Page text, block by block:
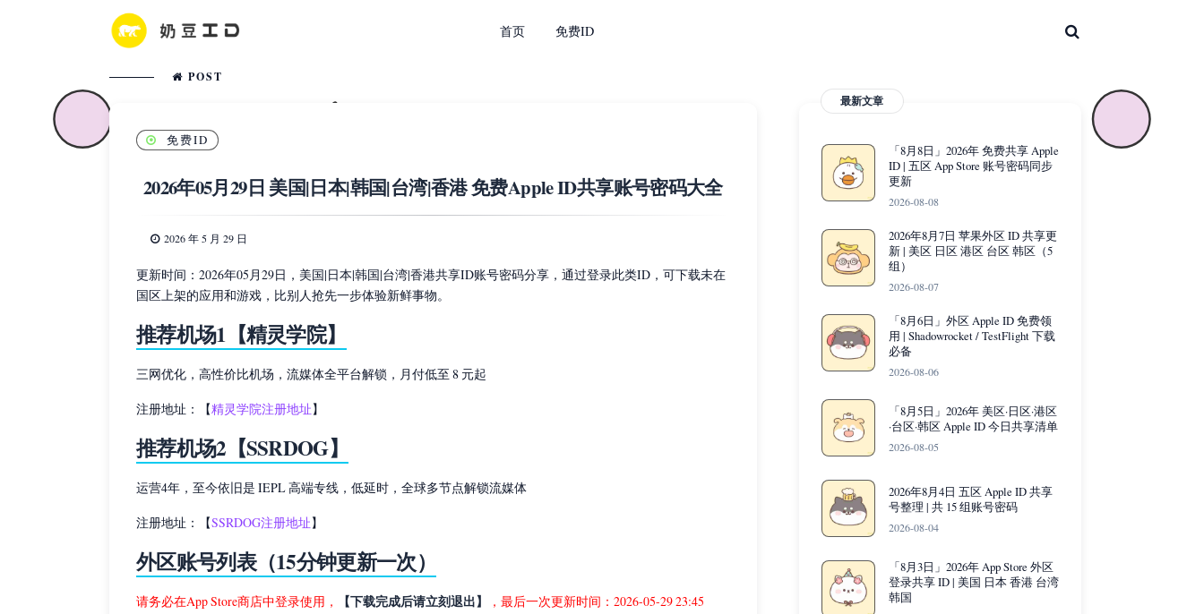
首页 免费ID
POST
免费ID
2026年05月29日 美国|日本|韩国|台湾|香港 免费Apple ID共享账号密码大全
2026 年 5 月 29 日
更新时间：2026年05月29日，美国|日本|韩国|台湾|香港共享ID账号密码分享，通过登录此类ID，可下载未在
国区上架的应用和游戏，比别人抢先一步体验新鲜事物。
推荐机场1【精灵学院】
三网优化，高性价比机场，流媒体全平台解锁，月付低至 8 元起
注册地址：【精灵学院注册地址】
推荐机场2【SSRDOG】
运营4年，至今依旧是 IEPL 高端专线，低延时，全球多节点解锁流媒体
注册地址：【SSRDOG注册地址】
外区账号列表（15分钟更新一次）
请务必在App Store商店中登录使用， 【下载完成后请立刻退出】 ，最后一次更新时间：2026-05-29 23:45
最新文章
「8月8日」2026年 免费共享 Apple
ID | 五区 App Store 账号密码同步
更新
2026-08-08
2026年8月7日 苹果外区 ID 共享更
新 | 美区 日区 港区 台区 韩区（5
组）
2026-08-07
「8月6日」外区 Apple ID 免费领
用 | Shadowrocket / TestFlight 下载
必备
2026-08-06
「8月5日」2026年 美区·日区·港区
·台区·韩区 Apple ID 今日共享清单
2026-08-05
2026年8月4日 五区 Apple ID 共享
号整理 | 共 15 组账号密码
2026-08-04
「8月3日」2026年 App Store 外区
登录共享 ID | 美国 日本 香港 台湾
韩国